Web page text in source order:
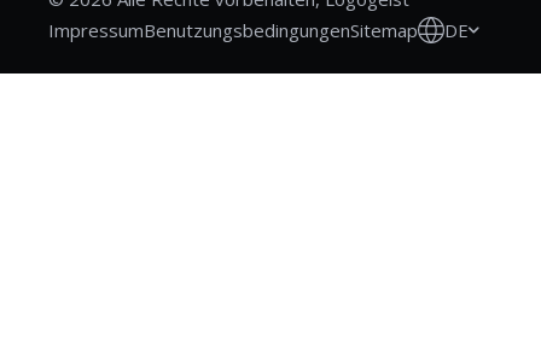
ImpressumBenutzungsbedingungenSitemap DE